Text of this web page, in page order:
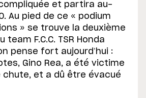
et partira au-
Au pied de ce « podium
» se trouve la deuxième
team F.C.C. TSR Honda
pense fort aujourd’hui :
Gino Rea, a été victime
chute, et a dû être évacué